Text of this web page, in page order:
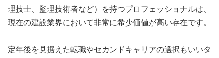
理技士、監理技術者など）を持つプロフェッショナルは、
現在の建設業界において非常に希少価値が高い存在です。
定年後を見据えた転職やセカンドキャリアの選択もいいタ